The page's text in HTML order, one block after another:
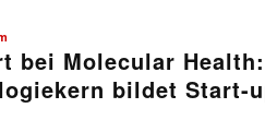
bei Molecular Health:
bildet Start-